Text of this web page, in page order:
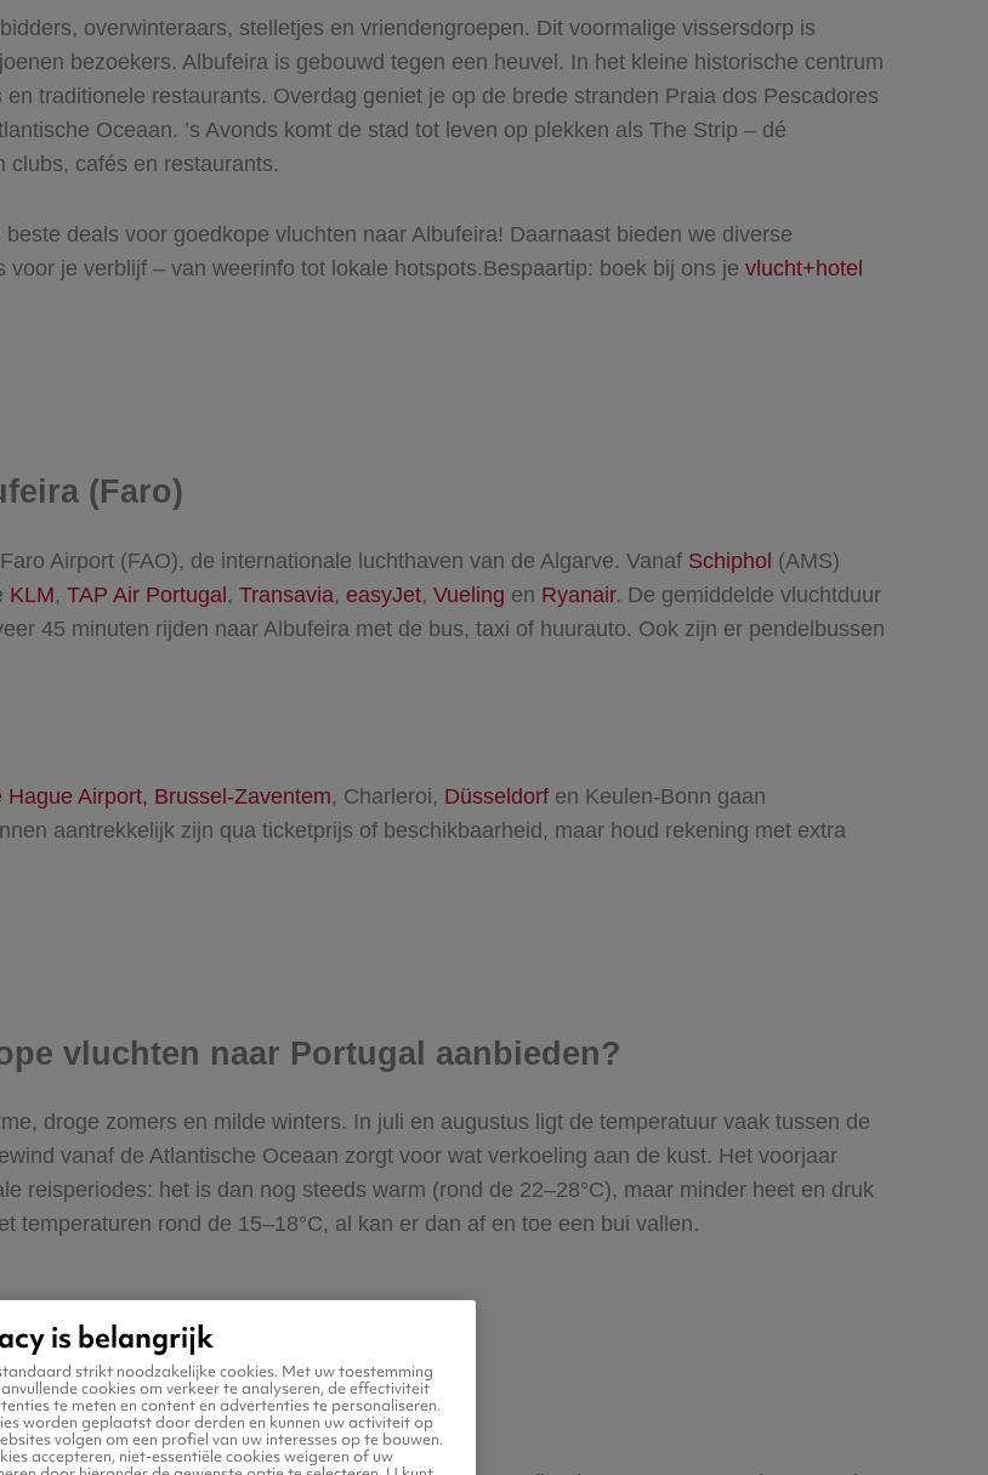
overwinteraars, stelletjes en vriendengroepen. Dit voormalige vissersdorp is
bezoekers. Albufeira is gebouwd tegen een heuvel. In het kleine historische centrum
traditionele restaurants. Overdag geniet je op de brede stranden Praia dos Pescadores
Oceaan. ’s Avonds komt de stad tot leven op plekken als The Strip – dé
clubs, cafés en restaurants.
beste deals voor goedkope vluchten naar Albufeira! Daarnaast bieden we diverse
je verblijf – van weerinfo tot lokale hotspots.Bespaartip: boek bij ons je vlucht+hotel
(Faro)
Airport (FAO), de internationale luchthaven van de Algarve. Vanaf Schiphol (AMS)
KLM, TAP Air Portugal, Transavia, easyJet, Vueling en Ryanair. De gemiddelde vluchtduur
45 minuten rijden naar Albufeira met de bus, taxi of huurauto. Ook zijn er pendelbussen
Hague Airport, Brussel-Zaventem, Charleroi, Düsseldorf en Keulen-Bonn gaan
aantrekkelijk zijn qua ticketprijs of beschikbaarheid, maar houd rekening met extra
vluchten naar Portugal aanbieden?
droge zomers en milde winters. In juli en augustus ligt de temperatuur vaak tussen de
vanaf de Atlantische Oceaan zorgt voor wat verkoeling aan de kust. Het voorjaar
reisperiodes: het is dan nog steeds warm (rond de 22–28°C), maar minder heet en druk
temperaturen rond de 15–18°C, al kan er dan af en toe een bui vallen.
is belangrijk
strikt noodzakelijke cookies. Met uw toestemming
cookies om verkeer te analyseren, de effectiviteit
te meten en content en advertenties te personaliseren.
worden geplaatst door derden en kunnen uw activiteit op
volgen om een profiel van uw interesses op te bouwen.
accepteren, niet-essentiële cookies weigeren of uw